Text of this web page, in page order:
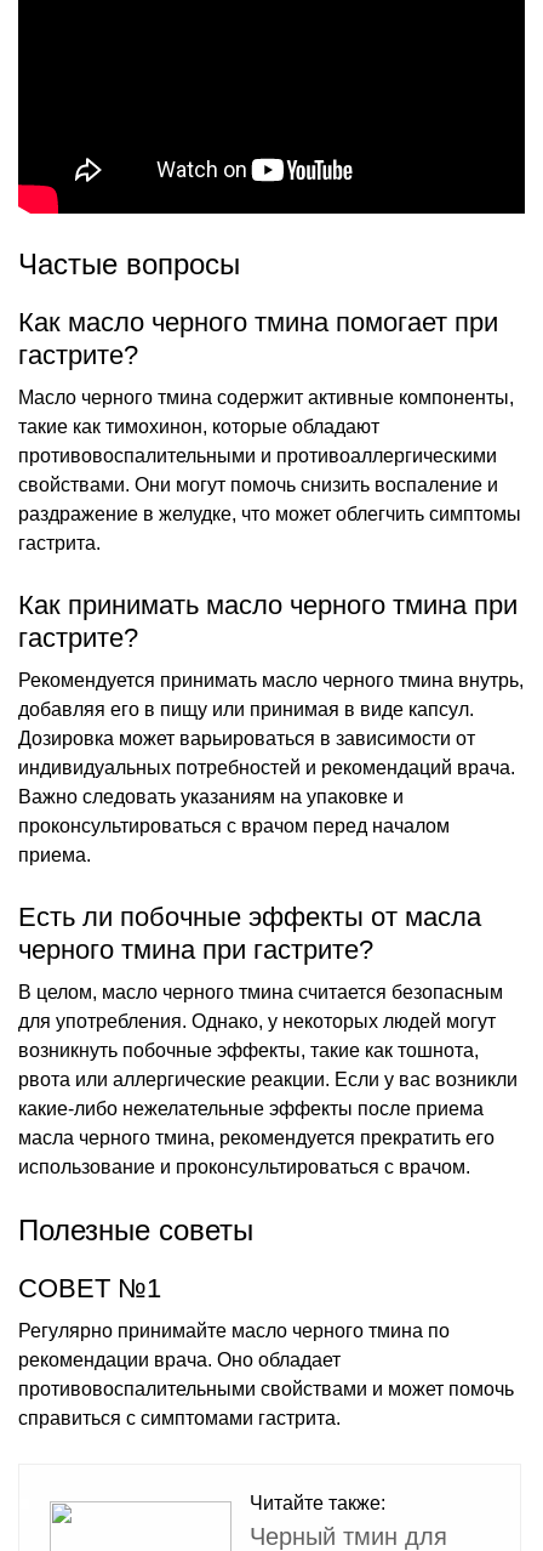
Частые вопросы
Как масло черного тмина помогает при
гастрите?
Масло черного тмина содержит активные компоненты,
такие как тимохинон, которые обладают
противовоспалительными и противоаллергическими
свойствами. Они могут помочь снизить воспаление и
раздражение в желудке, что может облегчить симптомы
гастрита.
Как принимать масло черного тмина при
гастрите?
Рекомендуется принимать масло черного тмина внутрь,
добавляя его в пищу или принимая в виде капсул.
Дозировка может варьироваться в зависимости от
индивидуальных потребностей и рекомендаций врача.
Важно следовать указаниям на упаковке и
проконсультироваться с врачом перед началом
приема.
Есть ли побочные эффекты от масла
черного тмина при гастрите?
В целом, масло черного тмина считается безопасным
для употребления. Однако, у некоторых людей могут
возникнуть побочные эффекты, такие как тошнота,
рвота или аллергические реакции. Если у вас возникли
какие-либо нежелательные эффекты после приема
масла черного тмина, рекомендуется прекратить его
использование и проконсультироваться с врачом.
Полезные советы
СОВЕТ №1
Регулярно принимайте масло черного тмина по
рекомендации врача. Оно обладает
противовоспалительными свойствами и может помочь
справиться с симптомами гастрита.
Читайте также:
Черный тмин для